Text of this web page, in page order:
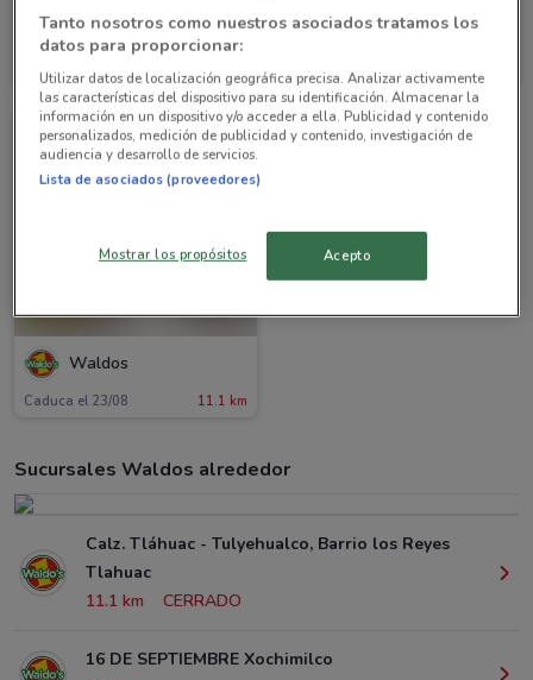
Waldos
Caduca Lunes 11.1 km
Waldos
Caduca el 23/08 11.1 km
Waldos
Caduca el 23/08 11.1 km
Sucursales Waldos alrededor
Calz. Tláhuac - Tulyehualco, Barrio los Reyes
Tlahuac
11.1 km
CERRADO
16 DE SEPTIEMBRE Xochimilco
Tanto nosotros como nuestros asociados tratamos los
datos para proporcionar:
Utilizar datos de localización geográfica precisa. Analizar activamente
las características del dispositivo para su identificación. Almacenar la
información en un dispositivo y/o acceder a ella. Publicidad y contenido
personalizados, medición de publicidad y contenido, investigación de
audiencia y desarrollo de servicios.
Lista de asociados (proveedores)
Mostrar los propósitos Acepto